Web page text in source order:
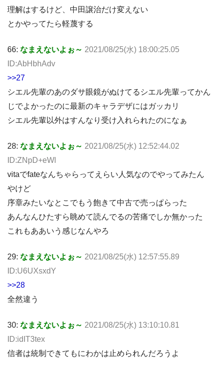
理解はするけど、中田譲治だけ変えない
とかやってたら軽蔑する
66: なまえないよぉ～ 2021/08/25(水) 18:00:25.05
ID:AbHbhAdv
>>27
シエル先輩のあのダサ眼鏡がぬけてるシエル先輩ってかん
じでよかったのに最新のキャラデザにはガッカリ
シエル先輩以外はすんなり受け入れられたのになぁ
28: なまえないよぉ～ 2021/08/25(水) 12:52:44.02
ID:ZNpD+eWl
vitaでfateなんちゃらってえらい人気なのでやってみたん
やけど
序章みたいなとこでもう飽きて中古で売っぱらった
あんなんひたすら眺めて読んでるの苦痛でしか無かった
これもああいう感じなんやろ
29: なまえないよぉ～ 2021/08/25(水) 12:57:55.89
ID:U6UXsxdY
>>28
全然違う
30: なまえないよぉ～ 2021/08/25(水) 13:10:10.81
ID:idIT3tex
信者は統制できてもにわかは止められんだろうよ